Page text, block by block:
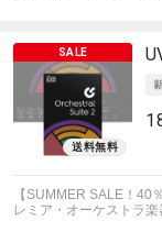
【SUMMER SALE！40
レミア・オーケストラ